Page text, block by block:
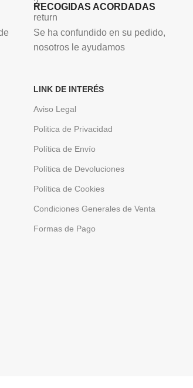
RECOGIDAS ACORDADAS
Se ha confundido en su pedido,
nosotros le ayudamos
LINK DE INTERÉS
Aviso Legal
Politica de Privacidad
Política de Envío
Política de Devoluciones
Política de Cookies
Condiciones Generales de Venta
Formas de Pago